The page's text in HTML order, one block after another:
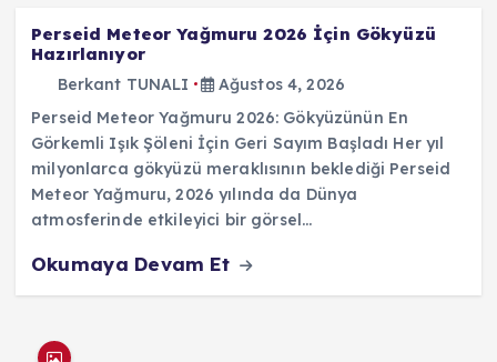
Perseid Meteor Yağmuru 2026 İçin Gökyüzü
Hazırlanıyor
Berkant TUNALI
Ağustos 4, 2026
Perseid Meteor Yağmuru 2026: Gökyüzünün En
Görkemli Işık Şöleni İçin Geri Sayım Başladı Her yıl
milyonlarca gökyüzü meraklısının beklediği Perseid
Meteor Yağmuru, 2026 yılında da Dünya
atmosferinde etkileyici bir görsel…
Okumaya Devam Et